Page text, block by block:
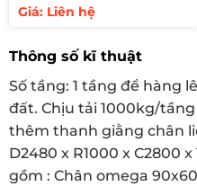
Giá: Liên hệ
Thông số kĩ thuật
Số tầng: 1 tầng để hàng
đất. Chịu tải 1000kg/
thêm thanh giằng chân
D2480 x R1000 x C2800
gồm : Chân omega